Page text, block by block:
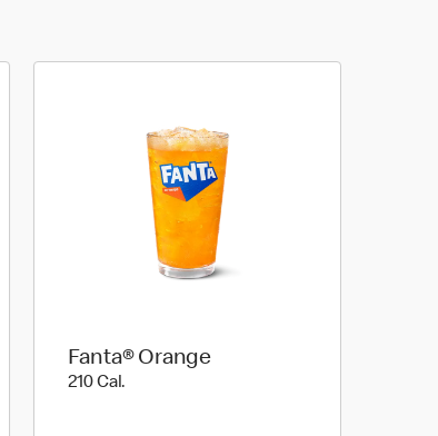
Fanta® Orange
210 Cal.